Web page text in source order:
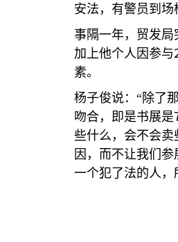
安法，有警员到场
事隔一年，贸发局
加上他个人因参与
素。
杨子俊说：“除了
吻合，即是书展是
些什么，会不会
因，而不让我们
一个犯了法的人，